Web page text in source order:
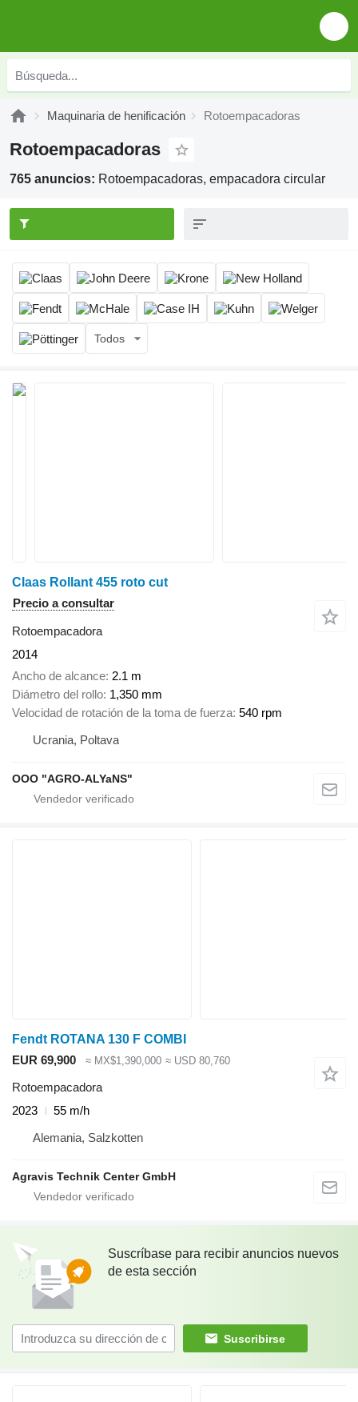
Maquinaria de henificación Rotoempacadoras
Rotoempacadoras
765 anuncios: Rotoempacadoras, empacadora circular
Todos
Claas Rollant 455 roto cut
Precio a consultar
Rotoempacadora
2014
Ancho de alcance 2.1 m
Diámetro del rollo 1,350 mm
Velocidad de rotación de la toma de fuerza 540 rpm
Ucrania, Poltava
OOO "AGRO-ALYaNS"
Fendt ROTANA 130 F COMBI
EUR 69,900
≈ MX$1,390,000 ≈ USD 80,760
Rotoempacadora
2023
55 m/h
Alemania, Salzkotten
Agravis Technik Center GmbH
Suscríbase para recibir anuncios nuevos
de esta sección
Suscribirse